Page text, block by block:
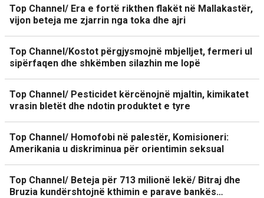
Top Channel/ Era e fortë rikthen flakët në Mallakastër,
vijon beteja me zjarrin nga toka dhe ajri
Top Channel/Kostot përgjysmojnë mbjelljet, fermeri ul
sipërfaqen dhe shkëmben silazhin me lopë
Top Channel/ Pesticidet kërcënojnë mjaltin, kimikatet
vrasin bletët dhe ndotin produktet e tyre
Top Channel/ Homofobi në palestër, Komisioneri:
Amerikania u diskriminua për orientimin seksual
Top Channel/ Beteja për 713 milionë lekë/ Bitraj dhe
Bruzia kundërshtojnë kthimin e parave bankës…